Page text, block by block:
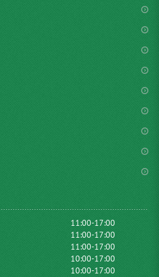
11:00-17:00
11:00-17:00
11:00-17:00
10:00-17:00
10:00-17:00